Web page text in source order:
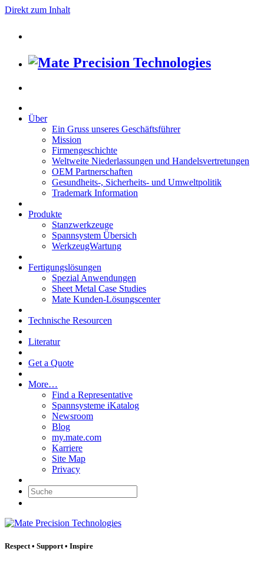
Direkt zum Inhalt
Über
Ein Gruss unseres Geschäftsführer
Mission
Firmengeschichte
Weltweite Niederlassungen und Handelsvertretungen
OEM Partnerschaften
Gesundheits-, Sicherheits- und Umweltpolitik
Trademark Information
Produkte
Stanzwerkzeuge
Spannsystem Übersich
WerkzeugWartung
Fertigungslösungen
Spezial Anwendungen
Sheet Metal Case Studies
Mate Kunden-Lösungscenter
Technische Resourcen
Literatur
Get a Quote
More…
Find a Representative
Spannsysteme iKatalog
Newsroom
Blog
my.mate.com
Karriere
Site Map
Privacy
Suche:
Respect • Support • Inspire